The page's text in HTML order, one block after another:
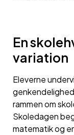
En
variation
Eleverne
rammen om
Skoledagen
matematik og